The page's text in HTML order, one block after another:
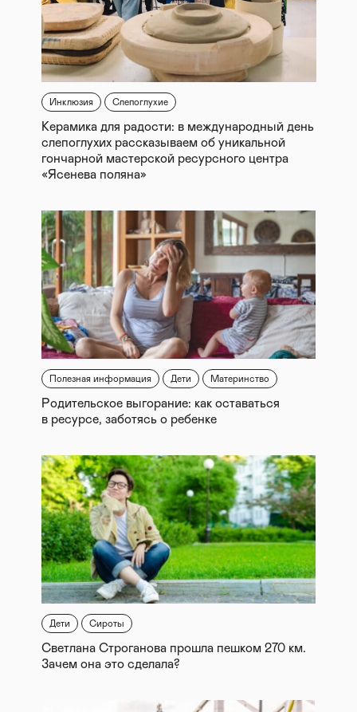
Инклюзия Слепоглухие
Керамика для радости: в международный день
слепоглухих рассказываем об уникальной
гончарной мастерской ресурсного центра
«Ясенева поляна»
Полезная информация Дети Материнство
Родительское выгорание: как оставаться
в ресурсе, заботясь о ребенке
Дети Сироты
Светлана Строганова прошла пешком 270 км.
Зачем она это сделала?